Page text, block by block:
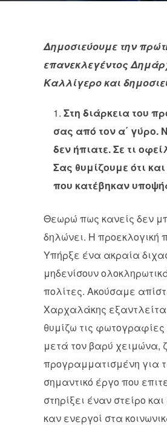
Δημοσιεύουμε την
επανεκλεγέντος
Καλλίγερο και
Στη διάρκεια του
σας από τον α΄ γύρο.
δεν ήπιατε. Σε τι
Σας θυμίζουμε ότι
που κατέβηκαν
Θεωρώ πως κανείς δεν
δηλώνει. Η προεκλογική
Υπήρξε ένα ακραία
μηδενίσουν
πολίτες. Ακούσαμε
Χαρχαλάκης
θυμίζω τις
μετά τον βαρύ χειμώνα,
προγραμματισμένη για
σημαντικό έργο που
στηρίξει έναν στείρο
καν ενεργοί στα